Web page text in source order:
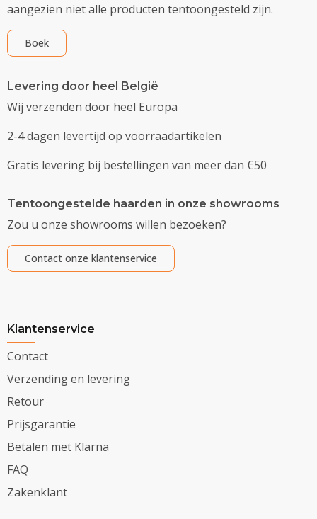
aangezien niet alle producten tentoongesteld zijn.
Boek
Levering door heel België
Wij verzenden door heel Europa
2-4 dagen levertijd op voorraadartikelen
Gratis levering bij bestellingen van meer dan €50
Tentoongestelde haarden in onze showrooms
Zou u onze showrooms willen bezoeken?
Contact onze klantenservice
Klantenservice
Contact
Verzending en levering
Retour
Prijsgarantie
Betalen met Klarna
FAQ
Zakenklant